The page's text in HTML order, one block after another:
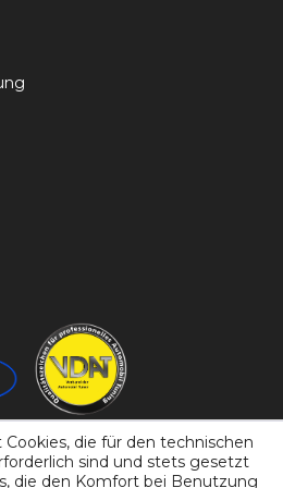
die für den technischen
sind und stets gesetzt
die den Komfort bei Benutzung